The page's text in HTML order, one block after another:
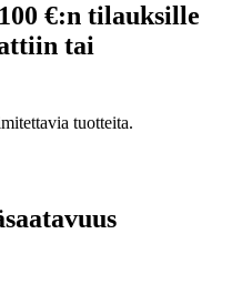
€:n tilauksille
tai
tuotteita.